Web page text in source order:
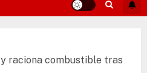
raciona combustible tras